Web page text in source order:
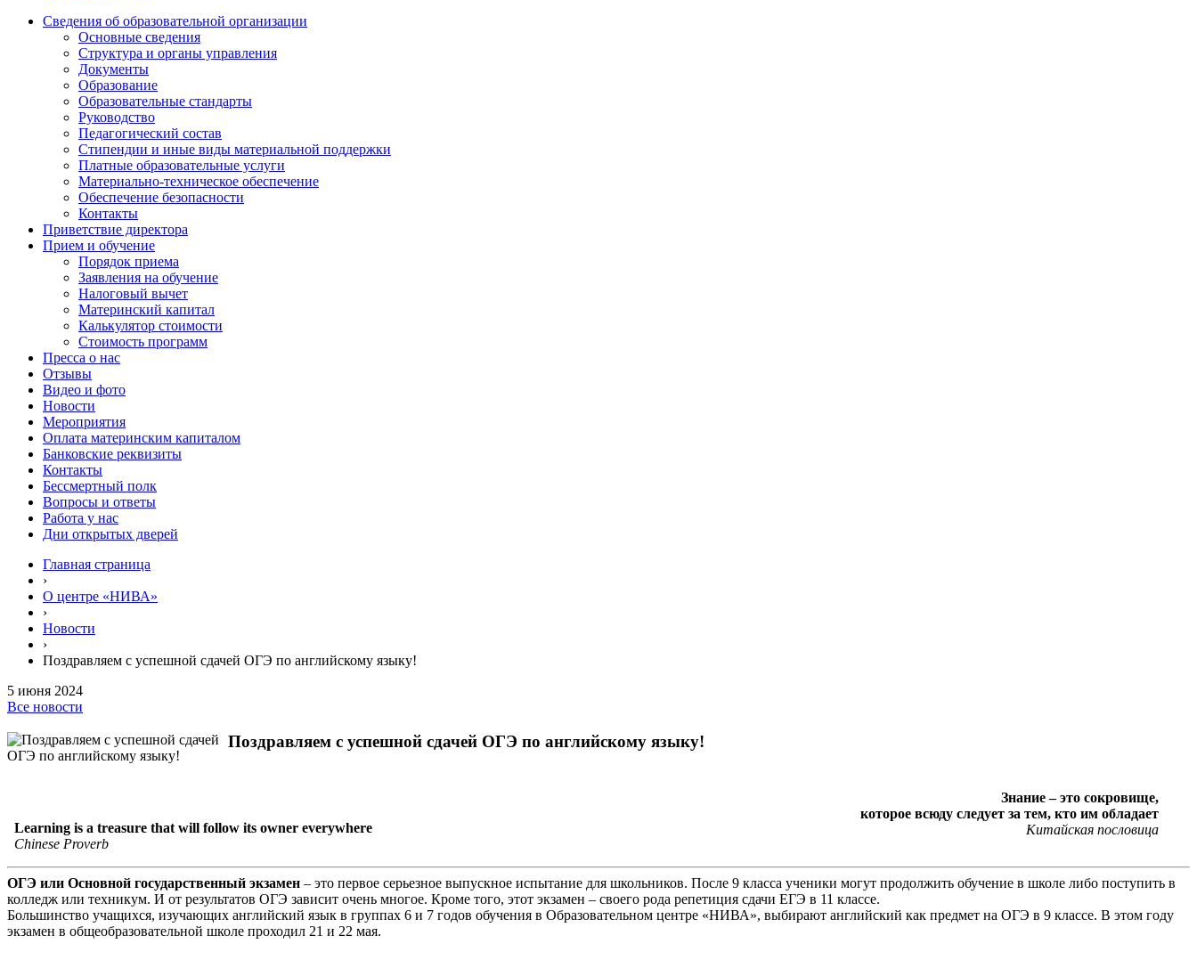
Сведения об образовательной организации
Основные сведения
Структура и органы управления
Документы
Образование
Образовательные стандарты
Руководство
Педагогический состав
Стипендии и иные виды материальной поддержки
Платные образовательные услуги
Материально-техническое обеспечение
Обеспечение безопасности
Контакты
Приветствие директора
Прием и обучение
Порядок приема
Заявления на обучение
Налоговый вычет
Материнский капитал
Калькулятор стоимости
Стоимость программ
Пресса о нас
Отзывы
Видео и фото
Новости
Мероприятия
Оплата материнским капиталом
Банковские реквизиты
Контакты
Бессмертный полк
Вопросы и ответы
Работа у нас
Дни открытых дверей
Главная страница
›
О центре «НИВА»
›
Новости
›
Поздравляем с успешной сдачей ОГЭ по английскому языку!
5 июня 2024
Все новости
Поздравляем с успешной сдачей ОГЭ по английскому языку!
Learning is a treasure that will follow its owner everywhere
Chinese Proverb
Знание – это сокровище,
которое всюду следует за тем, кто им обладает
Китайская пословица
ОГЭ или Основной государственный экзамен – это первое серьезное выпускное испытание для школьников. После 9 класса ученики могут продолжить обучение в школе либо поступить в
колледж или техникум. И от результатов ОГЭ зависит очень многое. Кроме того, этот экзамен – своего рода репетиция сдачи ЕГЭ в 11 классе.
Большинство учащихся, изучающих английский язык в группах 6 и 7 годов обучения в Образовательном центре «НИВА», выбирают английский как предмет на ОГЭ в 9 классе. В этом году
экзамен в общеобразовательной школе проходил 21 и 22 мая.